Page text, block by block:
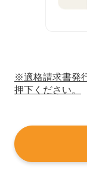
※適格請求書発
押下ください。